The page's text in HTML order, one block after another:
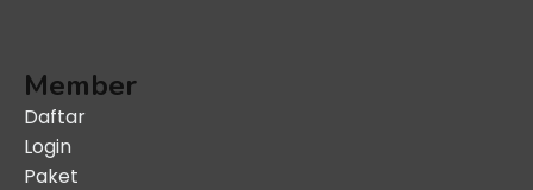
Member
Daftar
Login
Paket